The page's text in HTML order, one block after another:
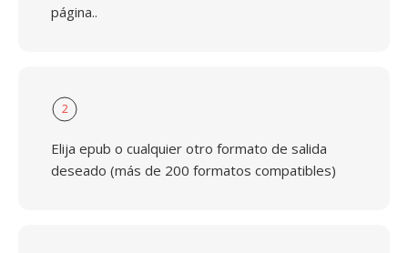
página..
2
Elija epub o cualquier otro formato de salida
deseado (más de 200 formatos compatibles)